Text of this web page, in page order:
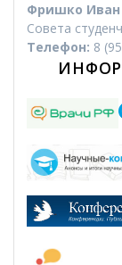
Фришко
Совета
Телефон: 8